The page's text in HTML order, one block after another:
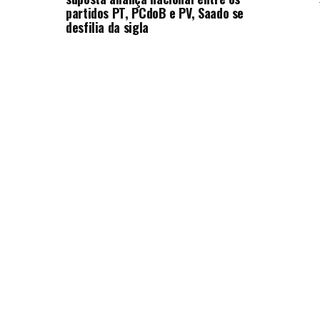
partidos PT, PCdoB e PV, Saado se
desfilia da sigla